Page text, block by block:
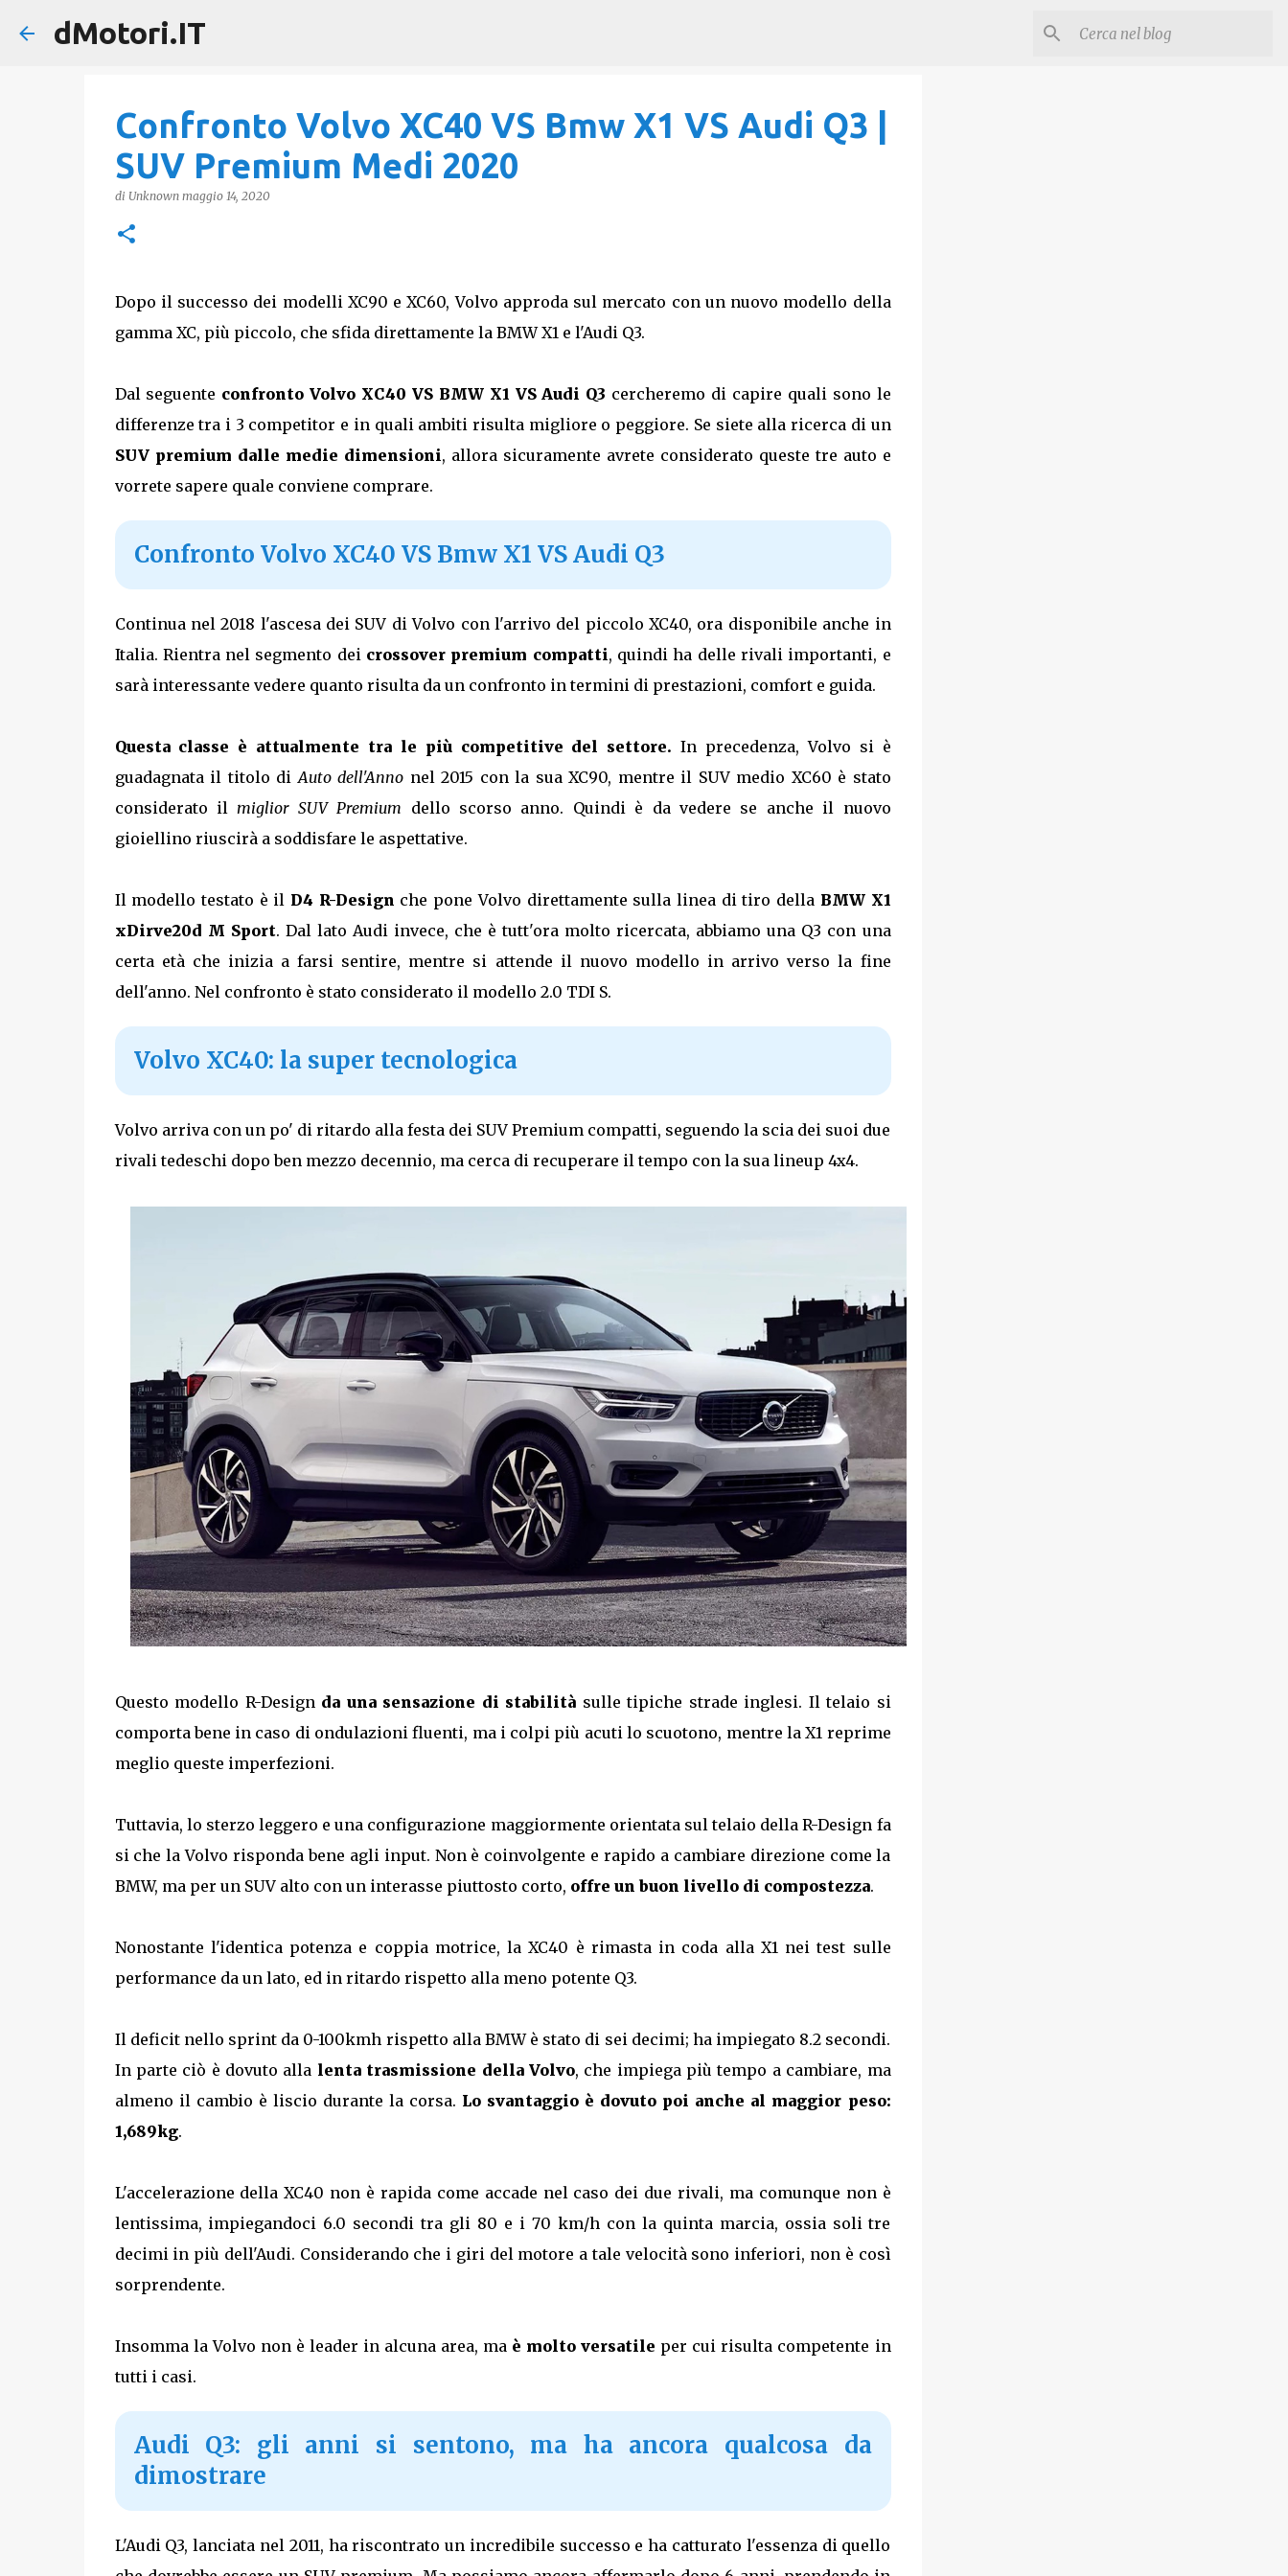
dMotori.IT
Confronto Volvo XC40 VS Bmw X1 VS Audi Q3 |
SUV Premium Medi 2020
di Unknown maggio 14, 2020
Dopo il successo dei modelli XC90 e XC60, Volvo approda sul mercato con un nuovo modello della
gamma XC, più piccolo, che sfida direttamente la BMW X1 e l'Audi Q3.
Dal seguente confronto Volvo XC40 VS BMW X1 VS Audi Q3 cercheremo di capire quali sono le
differenze tra i 3 competitor e in quali ambiti risulta migliore o peggiore. Se siete alla ricerca di un
SUV premium dalle medie dimensioni, allora sicuramente avrete considerato queste tre auto e
vorrete sapere quale conviene comprare.
Confronto Volvo XC40 VS Bmw X1 VS Audi Q3
Continua nel 2018 l'ascesa dei SUV di Volvo con l'arrivo del piccolo XC40, ora disponibile anche in
Italia. Rientra nel segmento dei crossover premium compatti, quindi ha delle rivali importanti, e
sarà interessante vedere quanto risulta da un confronto in termini di prestazioni, comfort e guida.
Questa classe è attualmente tra le più competitive del settore. In precedenza, Volvo si è
guadagnata il titolo diAuto dell'Anno nel 2015 con la sua XC90, mentre il SUV medio XC60 è stato
considerato ilmiglior SUV Premium dello scorso anno. Quindi è da vedere se anche il nuovo
gioiellino riuscirà a soddisfare le aspettative.
Il modello testato è il D4 R-Design che pone Volvo direttamente sulla linea di tiro della BMW X1
xDirve20d M Sport. Dal lato Audi invece, che è tutt'ora molto ricercata, abbiamo una Q3 con una
certa età che inizia a farsi sentire, mentre si attende il nuovo modello in arrivo verso la fine
dell'anno. Nel confronto è stato considerato il modello 2.0 TDI S.
Volvo XC40: la super tecnologica
Volvo arriva con un po' di ritardo alla festa dei SUV Premium compatti, seguendo la scia dei suoi due
rivali tedeschi dopo ben mezzo decennio, ma cerca di recuperare il tempo con la sua lineup 4x4.
Questo modello R-Design da una sensazione di stabilità sulle tipiche strade inglesi. Il telaio si
comporta bene in caso di ondulazioni fluenti, ma i colpi più acuti lo scuotono, mentre la X1 reprime
meglio queste imperfezioni.
Tuttavia, lo sterzo leggero e una configurazione maggiormente orientata sul telaio della R-Design fa
si che la Volvo risponda bene agli input. Non è coinvolgente e rapido a cambiare direzione come la
BMW, ma per un SUV alto con un interasse piuttosto corto, offre un buon livello di compostezza.
Nonostante l'identica potenza e coppia motrice, la XC40 è rimasta in coda alla X1 nei test sulle
performance da un lato, ed in ritardo rispetto alla meno potente Q3.
Il deficit nello sprint da 0-100kmh rispetto alla BMW è stato di sei decimi; ha impiegato 8.2 secondi.
In parte ciò è dovuto alla lenta trasmissione della Volvo, che impiega più tempo a cambiare, ma
almeno il cambio è liscio durante la corsa. Lo svantaggio è dovuto poi anche al maggior peso:
1,689kg.
L'accelerazione della XC40 non è rapida come accade nel caso dei due rivali, ma comunque non è
lentissima, impiegandoci 6.0 secondi tra gli 80 e i 70 km/h con la quinta marcia, ossia soli tre
decimi in più dell'Audi. Considerando che i giri del motore a tale velocità sono inferiori, non è così
sorprendente.
Insomma la Volvo non è leader in alcuna area, ma è molto versatile per cui risulta competente in
tutti i casi.
Audi Q3: gli anni si sentono, ma ha ancora qualcosa da
dimostrare
L'Audi Q3, lanciata nel 2011, ha riscontrato un incredibile successo e ha catturato l'essenza di quello